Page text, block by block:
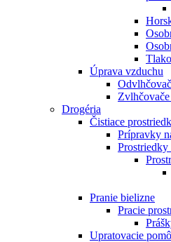
Úprava vzduchu
Drogéria
Čistiace
Prípravky
Prostriedky
Pranie bielizne
Pracie
Upratovacie